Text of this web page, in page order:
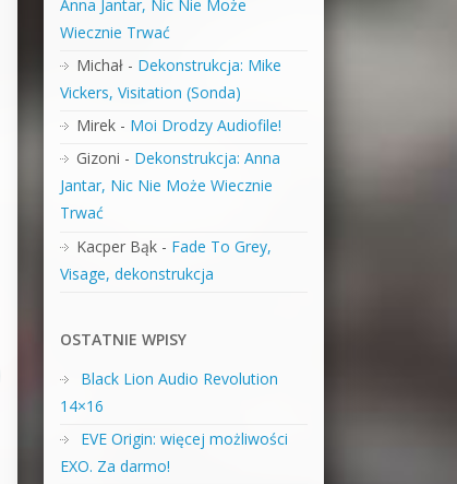
Anna Jantar, Nic Nie Może
Wiecznie Trwać
Michał- Dekonstrukcja: Mike
Vickers, Visitation (Sonda)
Mirek- Moi Drodzy Audiofile!
Gizoni - Dekonstrukcja: Anna
Jantar, Nic Nie Może Wiecznie
Trwać
Kacper Bąk- Fade To Grey,
Visage, dekonstrukcja
OSTATNIE WPISY
Black Lion Audio Revolution
14×16
EVE Origin: więcej możliwości
EXO. Za darmo!